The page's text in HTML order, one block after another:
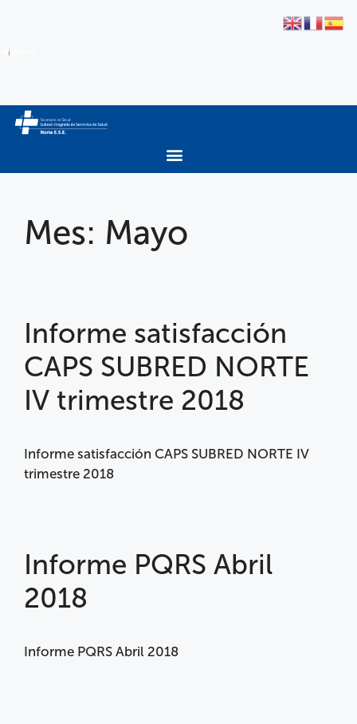
Mes: Mayo
Informe satisfacción
CAPS SUBRED NORTE
IV trimestre 2018
Informe satisfacción CAPS SUBRED NORTE IV
trimestre 2018
Informe PQRS Abril
2018
Informe PQRS Abril 2018